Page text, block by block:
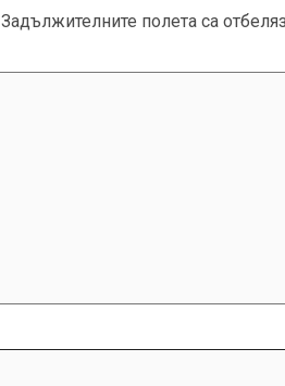
Задължителните полета са